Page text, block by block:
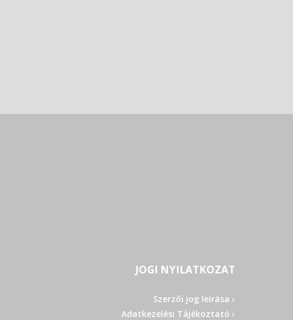
JOGI NYILATKOZAT
Szerzői jog leírása ›
Adatkezelési Tájékoztató ›